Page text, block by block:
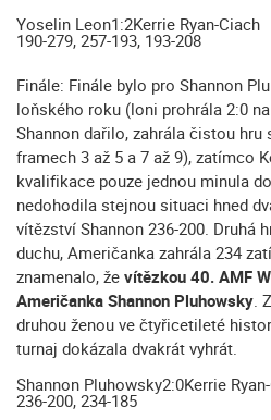
Yoselin Leon1:2Kerrie Ryan-Ciach
190-279, 257-193, 193-208
Finále: Finále bylo pro Shannon
loňského roku (loni prohrála 2:0
Shannon dařilo, zahrála čistou hru
framech 3 až 5 a 7 až 9), zatímco
kvalifikace pouze jednou minula
nedohodila stejnou situaci hned
vítězství Shannon 236-200. Druhá
duchu, Američanka zahrála 234
znamenalo, že vítězkou 40. AMF
Američanka Shannon Pluhowsky .
druhou ženou ve čtyřicetileté
turnaj dokázala dvakrát vyhrát.
Shannon Pluhowsky2:0Kerrie
236-200, 234-185